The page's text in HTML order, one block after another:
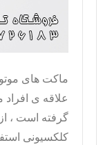
ماکت های
علاقه ی
گرفته است ،
کلکسیونی